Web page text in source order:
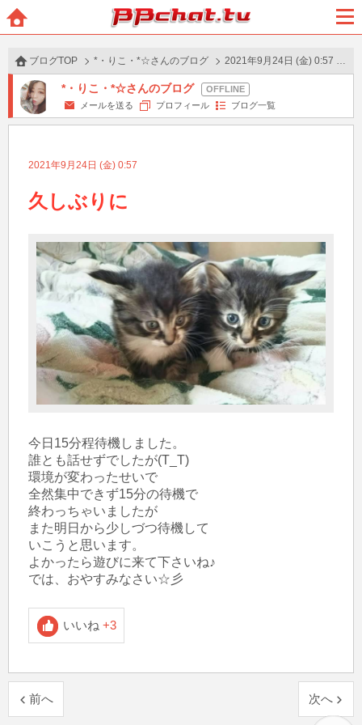
BBchatTV
ュー
ブログTOP *・りこ・*☆さんのブログ 2021年9月24日 (金) 0:57 の投稿
*・りこ・*☆さんのブログ
メールを送る プロフィール ブログ一覧
2021年9月24日 (金) 0:57
久しぶりに
今日15分程待機しました。
誰とも話せずでしたが(T_T)
環境が変わったせいで
全然集中できず15分の待機で
終わっちゃいましたが
また明日から少しづつ待機して
いこうと思います。
よかったら遊びに来て下さいね♪
では、おやすみなさい☆彡
いいね +3
前へ 次へ